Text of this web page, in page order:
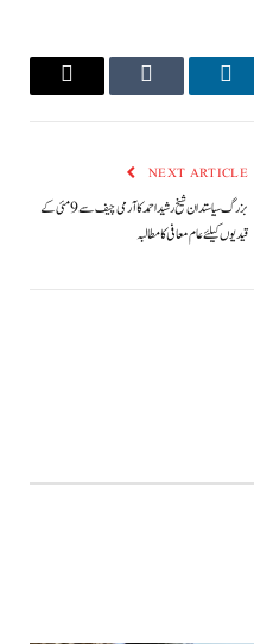
LinkedIn
Tumblr
Email
NEXT ARTICLE
بزرگ سیاستدان شیخ رشید احمد کا آرمی چیف سے 9 مئی کے
قیدیوں کیلئے عام معافی کا مطالبہ